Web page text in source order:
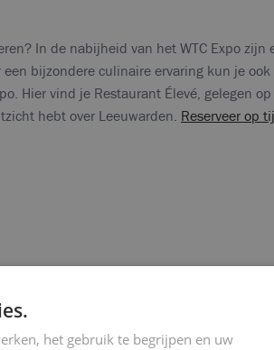
In de nabijheid van het WTC Expo zijn
bijzondere culinaire ervaring kun je
Hier vind je Restaurant Élevé, gelegen
hebt over Leeuwarden. Reserveer op
het gebruik te begrijpen en uw